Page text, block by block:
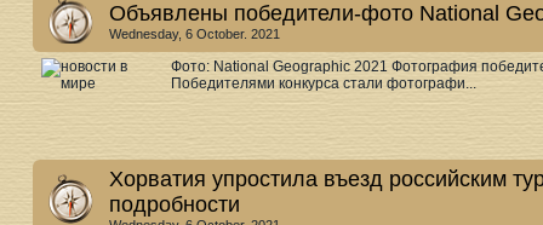
Объявлены победители-фото National
Wednesday, 6 October. 2021
Фото: National Geographic 2021 Фотография
Победителями конкурса стали фотографи...
Хорватия упростила въезд российским
подробности